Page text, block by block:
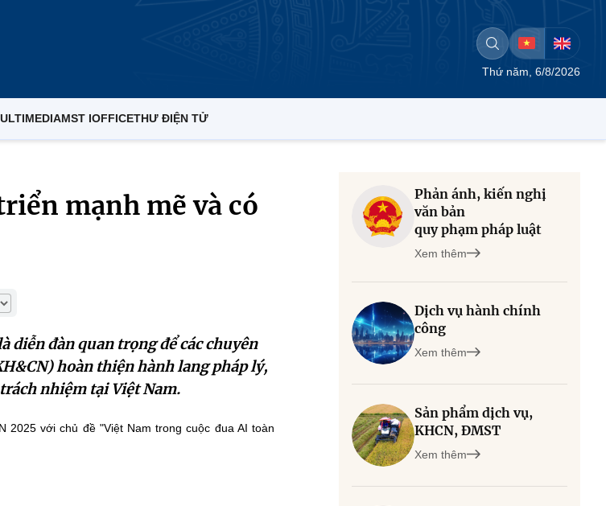
Thứ năm, 6/8/2026
MST IOFFICETHƯ ĐIỆN TỬ
mạnh mẽ và có
diễn đàn quan trọng để các chuyên
hoàn thiện hành lang pháp lý,
nhiệm tại Việt Nam.
2025 với chủ đề "Việt Nam trong cuộc đua AI toàn
Phản ánh, kiến nghị
văn bản
quy phạm pháp luật
Xem thêm
Dịch vụ hành chính
công
Xem thêm
Sản phẩm dịch vụ,
KHCN, ĐMST
Xem thêm